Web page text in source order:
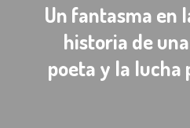
Un fantasma en
historia de
poeta y la lucha